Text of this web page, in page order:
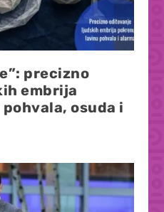
precizno
embrija
osuda i